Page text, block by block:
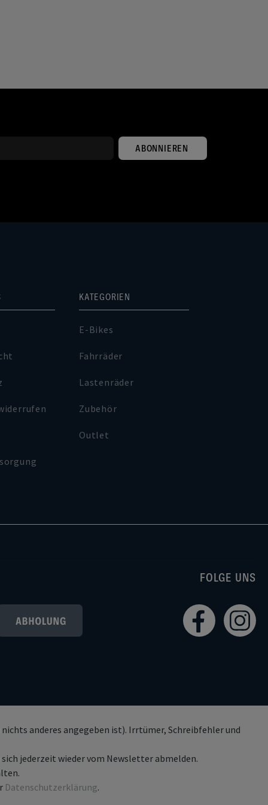
ABONNIEREN
KATEGORIEN
E-Bikes
Fahrräder
Lastenräder
Zubehör
Outlet
FOLGE UNS
anderes angegeben ist). Irrtümer, Schreibfehler und
jederzeit wieder vom Newsletter abmelden.
Datenschutzerklärung.